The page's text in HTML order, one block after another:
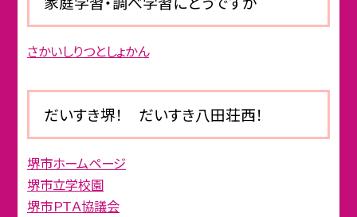
さかいしりつとしょかん
だいすき堺！ だいすき八田荘西！
堺市ホームページ
堺市立学校園
堺市ＰＴＡ協議会